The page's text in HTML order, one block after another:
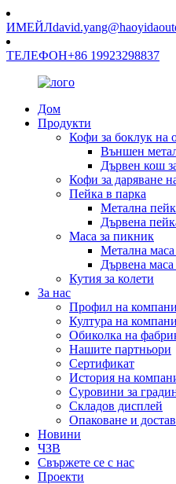
ИМЕЙЛ
ТЕЛЕФОН+86 19923298837
Дом
Продукти
Кофи за боклук на
Външен
Дървен кош
Кофи за даряване
Пейка в парка
Метална
Дървена
Маса за пикник
Метална
Дървена
Кутия за колети
За нас
Профил на
Култура на
Обиколка на
Нашите партньори
Сертификат
История на
Суровини за
Складов дисплей
Опаковане и
Новини
ЧЗВ
Свържете се с нас
Проекти